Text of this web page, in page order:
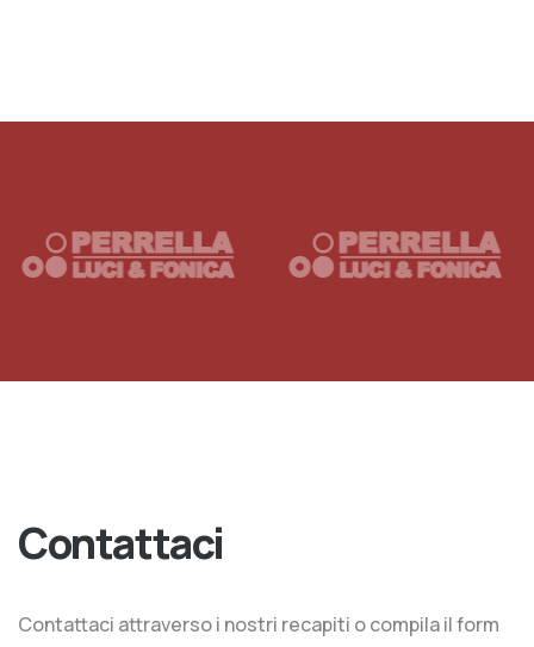
Contattaci
Contattaci attraverso i nostri recapiti o compila il form